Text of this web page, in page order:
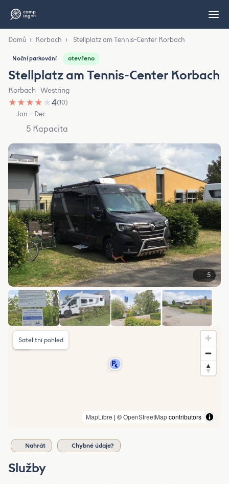
Domů › Korbach › Stellplatz am Tennis-Center Korbach
Noční parkování otevřeno
Stellplatz am Tennis-Center Korbach
Korbach · Westring
★ ★ ★ ★ ★4(10)
Jan – Dec
5 Kapacita
5
MapLibre | ©OpenStreetMapcontributors
Satelitní pohled
Nahrát Chybné údaje?
Služby